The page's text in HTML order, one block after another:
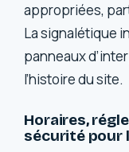
appropriées,
La signalétique
panneaux
l’histoire du site.
Horaires,
sécurité pour